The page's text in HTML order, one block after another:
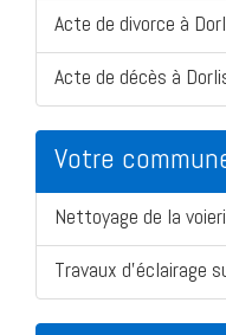
Acte de divorce à
Acte de décès à
Votre
Nettoyage de la
Travaux d'éclairage